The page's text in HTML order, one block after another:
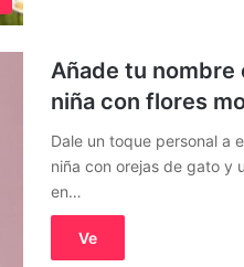
Añade tu nombre
niña con flores
Dale un toque personal a
niña con orejas de gato y
en…
Ve